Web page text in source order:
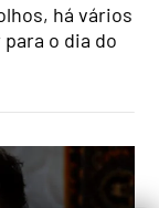
há vários
o dia do